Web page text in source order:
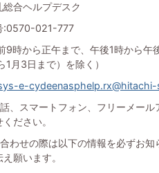
総合ヘルプデスク
:0570-021-777
9時から正午まで、午後1時から
1月3日まで）を除く）
e-
、スマートフォン、フリーメー
ださい。
わせの際は以下の情報を必ずお
願います。